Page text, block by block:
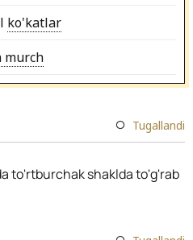
ko'katlar
murch
Tugallandi
to'rtburchak shaklda to'g'rab